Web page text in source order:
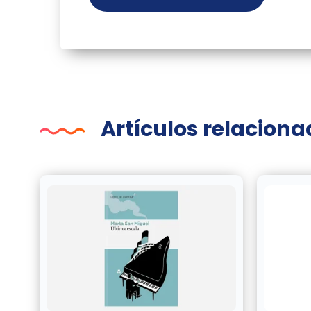
Artículos